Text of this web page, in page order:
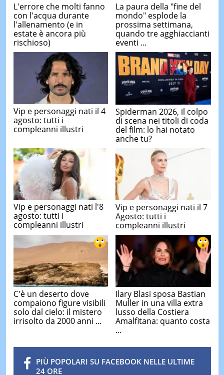
L'errore che molti fanno
con l'acqua durante
l'allenamento (e in
estate è ancora più
rischioso)
La paura della "fine del
mondo" esplode la
prossima settimana,
quando tre agghiaccianti
eventi ...
Vip e personaggi nati il 4
agosto: tutti i
compleanni illustri
Spiderman 2026, il colpo
di scena nei titoli di coda
del film: lo hai notato
anche tu?
Vip e personaggi nati l'8
agosto: tutti i
compleanni illustri
Vip e personaggi nati il 7
Agosto: tutti i
compleanni illustri
C'è un deserto dove
compaiono figure visibili
solo dal cielo: il mistero
irrisolto da 2000 anni ...
Ilary Blasi sposa Bastian
Muller in una villa extra
lusso della Costiera
Amalfitana: quanto costa
...
PIÙ POPOLARI SU FACEBOOK NELLE ULTIME
24 ORE